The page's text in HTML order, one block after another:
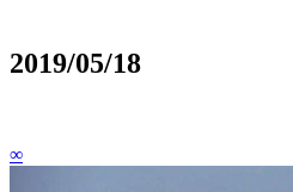
2019/05/18
∞